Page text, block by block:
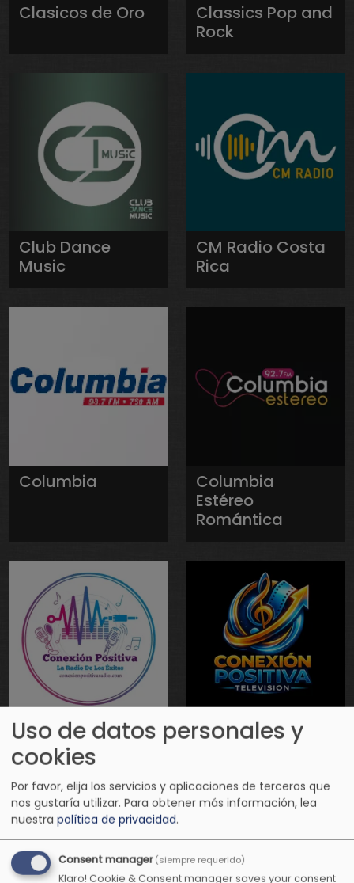
Clasicos de Oro
Classics Pop and
Rock
Club Dance
Music
CM Radio Costa
Rica
Columbia
Columbia
Estéreo
Romántica
Conexión
Positiva Radio
Conexión
Uso de datos personales y
cookies
Por favor, elija los servicios y aplicaciones de terceros que
nos gustaría utilizar. Para obtener más información, lea
nuestra política de privacidad.
Consent manager(siempre requerido)
Klaro! Cookie & Consent manager saves your consent